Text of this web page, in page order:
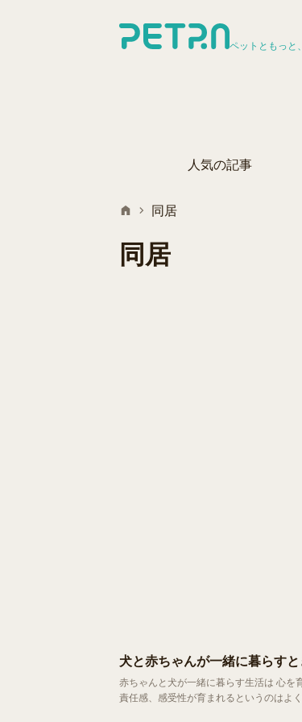
ペットともっと
人気の記事
同居
同居
犬と赤ちゃんが一緒に暮らす
赤ちゃんと犬が一緒に暮らす生活は 心
責任感、感受性が育まれるというのはよく知られている話です。 テレビCMやドラマで、